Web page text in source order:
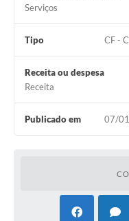
Serviços
Tipo CF -
Receita ou despesa
Receita
Publicado em 07/